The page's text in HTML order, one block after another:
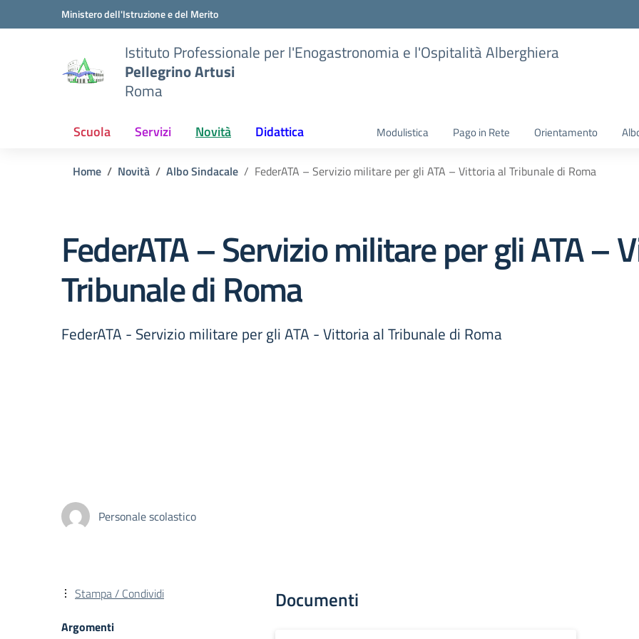
Vai ai contenuti
Vai al menu di navigazioneMinistero dell'Istruzione e del Merito
Istituto Professionale per l'Enogastronomia e l'Ospitalità Alberghiera
Pellegrino Artusi
Roma
Scuola Servizi Novità Didattica Modulistica Pago in Rete Orientamento
Home Novità Albo Sindacale FederATA – Servizio militare per gli ATA – Vittoria al Tribunale di Roma
FederATA – Servizio militare per gli ATA –
Tribunale di Roma
FederATA - Servizio militare per gli ATA - Vittoria al Tribunale di Roma
Personale scolastico
Documenti
Stampa / Condividi
Argomenti